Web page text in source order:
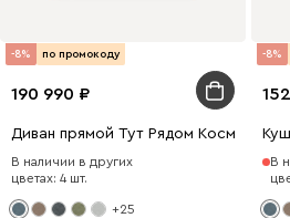
-8% по промокоду
190 990
Диван прямой Тут Рядом Космос
В наличии в других
цветах: 4 шт.
+25
-8%
В